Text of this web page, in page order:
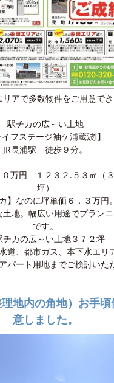
アで多数物件をご用意でき
駅チカの広～い土地
イフステージ袖ケ浦蔵波Ⅰ】
JR長浦駅 徒歩９分。
万円 １２３２.５３㎡（
坪）
カ】なのに坪単価６．３万円。
土地。幅広い用途でプラン
です。
チカの広～い土地３７２坪
道、都市ガス、本下水エリ
パート用地までご検討いた
地内の角地）お手
意しました。